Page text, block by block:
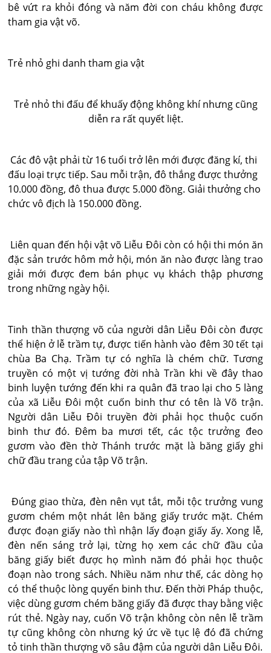
bê vứt ra khỏi đóng và năm đời con cháu không được
tham gia vật võ.
Trẻ nhỏ ghi danh tham gia vật
Trẻ nhỏ thi đấu để khuấy động không khí nhưng cũng
diễn ra rất quyết liệt.
Các đô vật phải từ 16 tuổi trở lên mới được đăng kí, thi
đấu loại trực tiếp. Sau mỗi trận, đô thắng được thưởng
10.000 đồng, đô thua được 5.000 đồng. Giải thưởng cho
chức vô địch là 150.000 đồng.
Liên quan đến hội vật võ Liễu Đôi còn có hội thi món ăn
đặc sản trước hôm mở hội, món ăn nào được làng trao
giải mới được đem bán phục vụ khách thập phương
trong những ngày hội.
Tinh thần thượng võ của người dân Liễu Đôi còn được
thể hiện ở lễ trầm tự, được tiến hành vào đêm 30 tết tại
chùa Ba Chạ. Trầm tự có nghĩa là chém chữ. Tương
truyền có một vị tướng đời nhà Trần khi về đây thao
binh luyện tướng đến khi ra quân đã trao lại cho 5 làng
của xã Liễu Đôi một cuốn binh thư có tên là Võ trận.
Người dân Liễu Đôi truyền đời phải học thuộc cuốn
binh thư đó. Đêm ba mươi tết, các tộc trưởng đeo
gươm vào đền thờ Thánh trước mặt là băng giấy ghi
chữ đầu trang của tập Võ trận.
Đúng giao thừa, đèn nên vụt tắt, mỗi tộc trưởng vung
gươm chém một nhát lên băng giấy trước mặt. Chém
được đoạn giấy nào thì nhận lấy đoạn giấy ấy. Xong lễ,
đèn nến sáng trở lại, từng họ xem các chữ đầu của
băng giấy biết được họ mình năm đó phải học thuộc
đoạn nào trong sách. Nhiều năm như thế, các dòng họ
có thể thuộc lòng quyển binh thư. Đến thời Pháp thuộc,
việc dùng gươm chém băng giấy đã được thay bằng việc
rút thẻ. Ngày nay, cuốn Võ trận không còn nên lễ trầm
tự cũng không còn nhưng ký ức về tục lệ đó đã chứng
tỏ tinh thần thượng võ sâu đậm của người dân Liễu Đôi.